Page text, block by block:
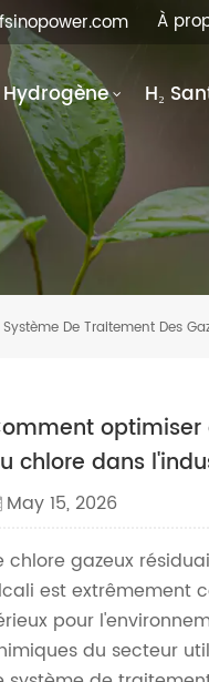
À
Hydrogène H₂
De Traitement Des
chlore dans
May 15, 2026
chlore gazeux
est extrêmement
pour
du secteur